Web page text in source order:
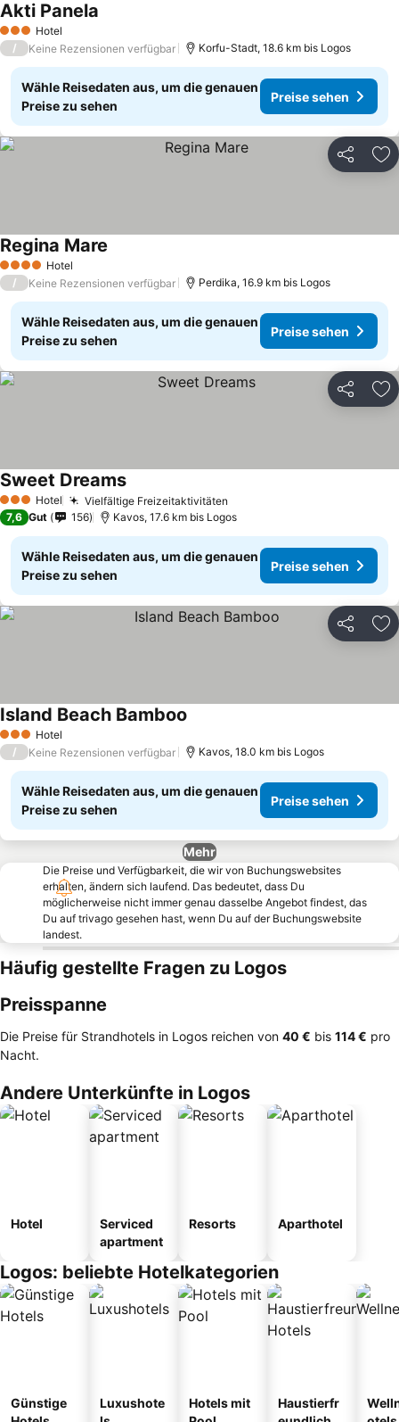
3 SterneHotel
Akti Panela
/ Keine Rezensionen verfügbar Korfu-Stadt, 18.6 km bis Logos
Wähle Reisedaten aus, um die genauen
Preise zu sehen
Preise sehen
Teilen
4 Sterne Hotel
Regina Mare
/ Keine Rezensionen verfügbar Perdika, 16.9 km bis Logos
Wähle Reisedaten aus, um die genauen
Preise zu sehen
Preise sehen
Teilen
3 SterneHotel Vielfältige Freizeitaktivitäten
Sweet Dreams
7,6 Gut 156 Kavos, 17.6 km bis Logos
Wähle Reisedaten aus, um die genauen
Preise zu sehen
Preise sehen
Teilen
3 SterneHotel
Island Beach Bamboo
/ Keine Rezensionen verfügbar Kavos, 18.0 km bis Logos
Wähle Reisedaten aus, um die genauen
Preise zu sehen
Preise sehen
Mehr
Die Preise und Verfügbarkeit, die wir von Buchungswebsites
erhalten, ändern sich laufend. Das bedeutet, dass Du
möglicherweise nicht immer genau dasselbe Angebot findest, das
Du auf trivago gesehen hast, wenn Du auf der Buchungswebsite
landest.
Häufig gestellte Fragen zu Logos
Preisspanne
Die Preise für Strandhotels in Logos reichen von ‎40 € bis ‎114 € pro
Nacht.
Andere Unterkünfte in Logos
Hotel
Serviced
apartment
Resorts Aparthotel
Logos: beliebte Hotelkategorien
Günstige
Luxushote
Hotels mit
Haustierfr